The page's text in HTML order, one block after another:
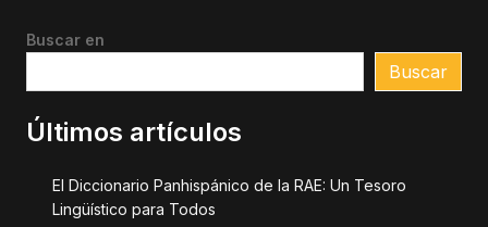
Buscar en
Buscar
Últimos artículos
El Diccionario Panhispánico de la RAE: Un Tesoro
Lingüístico para Todos